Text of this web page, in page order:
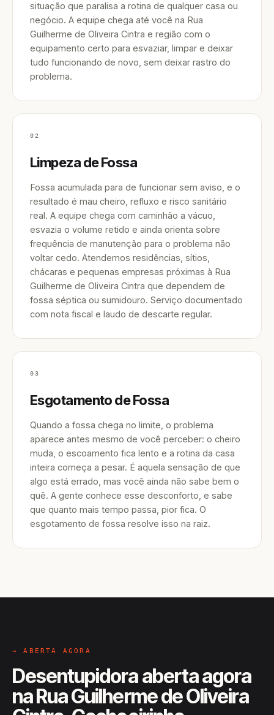
situação que paralisa a rotina de qualquer casa ou
negócio. A equipe chega até você na Rua
Guilherme de Oliveira Cintra e região com o
equipamento certo para esvaziar, limpar e deixar
tudo funcionando de novo, sem deixar rastro do
problema.
02
Limpeza de Fossa
Fossa acumulada para de funcionar sem aviso, e o
resultado é mau cheiro, refluxo e risco sanitário
real. A equipe chega com caminhão a vácuo,
esvazia o volume retido e ainda orienta sobre
frequência de manutenção para o problema não
voltar cedo. Atendemos residências, sítios,
chácaras e pequenas empresas próximas à Rua
Guilherme de Oliveira Cintra que dependem de
fossa séptica ou sumidouro. Serviço documentado
com nota fiscal e laudo de descarte regular.
03
Esgotamento de Fossa
Quando a fossa chega no limite, o problema
aparece antes mesmo de você perceber: o cheiro
muda, o escoamento fica lento e a rotina da casa
inteira começa a pesar. É aquela sensação de que
algo está errado, mas você ainda não sabe bem o
quê. A gente conhece esse desconforto, e sabe
que quanto mais tempo passa, pior fica. O
esgotamento de fossa resolve isso na raiz.
→ ABERTA AGORA
Desentupidora aberta agora
na Rua Guilherme de Oliveira